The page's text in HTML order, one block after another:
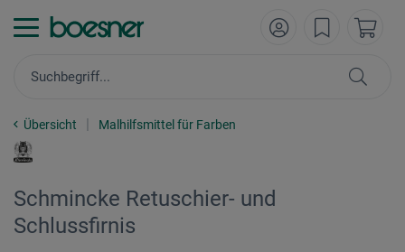
Übersicht Malhilfsmittel für Farben
Schmincke Retuschier- und
Schlussfirnis